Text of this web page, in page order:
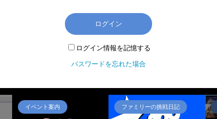
ログイン
ログイン情報を記憶する
パスワードを忘れた場合
イベント案内 ファミリーの挑戦日記